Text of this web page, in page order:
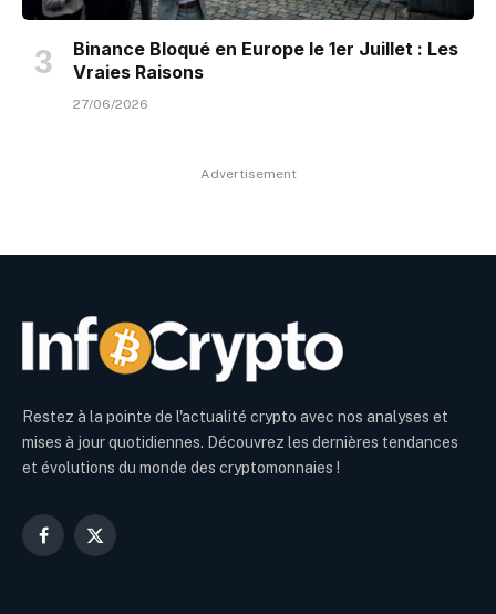
Binance Bloqué en Europe le 1er Juillet : Les
Vraies Raisons
27/06/2026
Advertisement
Restez à la pointe de l'actualité crypto avec nos analyses et
mises à jour quotidiennes. Découvrez les dernières tendances
et évolutions du monde des cryptomonnaies !
Facebook
X